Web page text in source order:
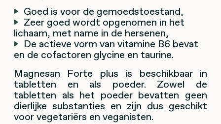
Goed is voor de gemoedstoestand,
Zeer goed wordt opgenomen in het
lichaam, met name in de hersenen,
De actieve vorm van vitamine B6 bevat
en de cofactoren glycine en taurine.
Magnesan Forte plus is beschikbaar in
tabletten en als poeder. Zowel de
tabletten als het poeder bevatten geen
dierlijke substanties en zijn dus geschikt
voor vegetariërs en veganisten.